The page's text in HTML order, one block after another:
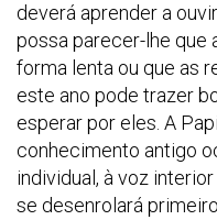
deverá aprender a
possa parecer-lhe que
forma lenta ou que as
este ano pode trazer
esperar por eles. A
conhecimento antigo
individual, à voz
se desenrolará